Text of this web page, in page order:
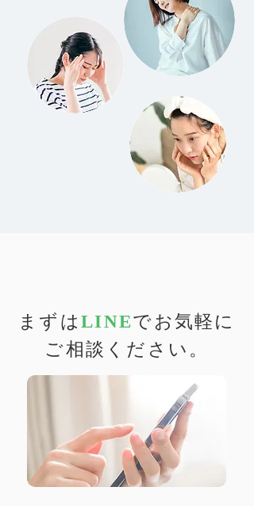
まずはLINEでお気軽に
ご相談ください。